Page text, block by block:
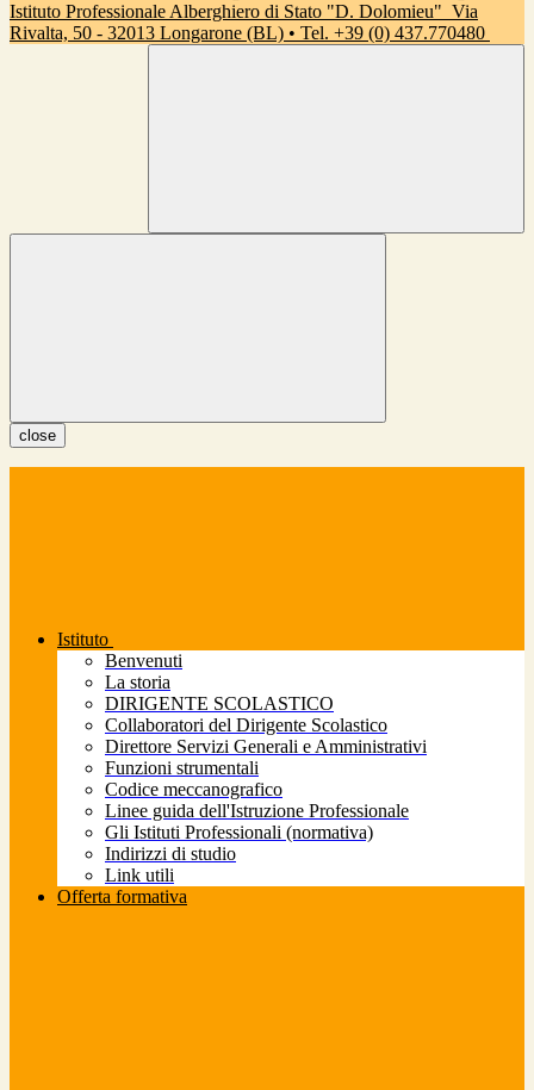
Istituto Professionale Alberghiero di Stato "D. Dolomieu" Via
Rivalta, 50 - 32013 Longarone (BL) • Tel. +39 (0) 437.770480
close
Istituto
Benvenuti
La storia
DIRIGENTE SCOLASTICO
Collaboratori del Dirigente Scolastico
Direttore Servizi Generali e Amministrativi
Funzioni strumentali
Codice meccanografico
Linee guida dell'Istruzione Professionale
Gli Istituti Professionali (normativa)
Indirizzi di studio
Link utili
Offerta formativa